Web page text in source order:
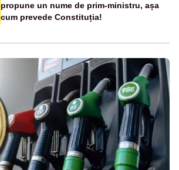
propune un nume de prim-ministru, așa
cum prevede Constituția!